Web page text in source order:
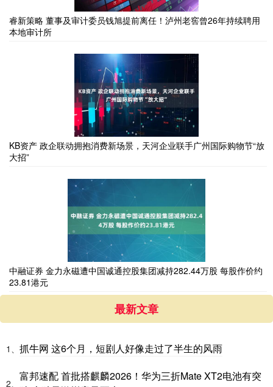
睿新策略 董事及审计委员钱旭提前离任！泸州老窖曾26年持续聘用
本地审计所
KB资产 政企联动拥抱消费新场景，天河企业联手广州国际购物节“放
大招”
中融证券 金力永磁遭中国诚通控股集团减持282.44万股 每股作价约
23.81港元
最新文章
1、 抓牛网 这6个月，短剧人好像走过了半生的风雨
2、
富邦速配 首批搭麒麟2026！华为三折Mate XT2电池有突